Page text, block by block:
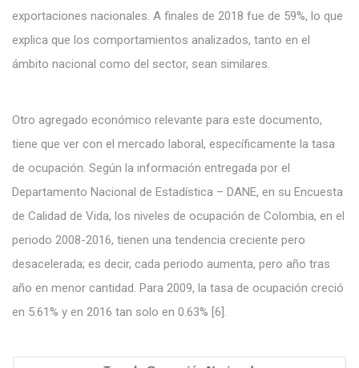
exportaciones nacionales. A finales de 2018 fue de 59%, lo que
explica que los comportamientos analizados, tanto en el
ámbito nacional como del sector, sean similares.
Otro agregado económico relevante para este documento,
tiene que ver con el mercado laboral, específicamente la tasa
de ocupación. Según la información entregada por el
Departamento Nacional de Estadística – DANE, en su Encuesta
de Calidad de Vida, los niveles de ocupación de Colombia, en el
periodo 2008-2016, tienen una tendencia creciente pero
desacelerada; es decir, cada periodo aumenta, pero año tras
año en menor cantidad. Para 2009, la tasa de ocupación creció
en 5.61% y en 2016 tan solo en 0.63% [6].